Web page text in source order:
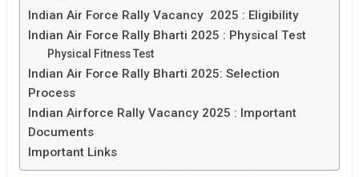
Indian Air Force Rally Vacancy 2025 : Eligibility
Indian Air Force Rally Bharti 2025 : Physical Test
Physical Fitness Test
Indian Air Force Rally Bharti 2025: Selection
Process
Indian Airforce Rally Vacancy 2025 : Important
Documents
Important Links